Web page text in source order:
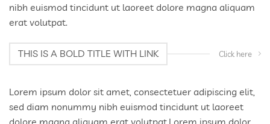
nibh euismod tincidunt ut laoreet dolore magna aliquam
erat volutpat.
THIS IS A BOLD TITLE WITH LINK Click here
Lorem ipsum dolor sit amet, consectetuer adipiscing elit,
sed diam nonummy nibh euismod tincidunt ut laoreet